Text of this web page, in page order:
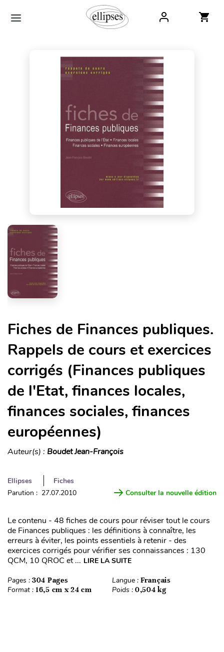
Fiches de Finances publiques.
Rappels de cours et exercices
corrigés (Finances publiques
de l'Etat, finances locales,
finances sociales, finances
européennes)
Auteur(s) : Boudet Jean-François
Ellipses
Fiches
Parution : 27.07.2010
Consulter la nouvelle édition
Le contenu - 48 fiches de cours pour réviser tout le cours
de Finances publiques : les définitions à connaître, les
erreurs à éviter, les points essentiels à retenir - des
exercices corrigés pour vérifier ses connaissances : 130
QCM, 10 QROC et ... LIRE LA SUITE
Pages : 304 Pages Langue : Français
Format : 16,5 cm x 24 cm Poids : 0,504 kg